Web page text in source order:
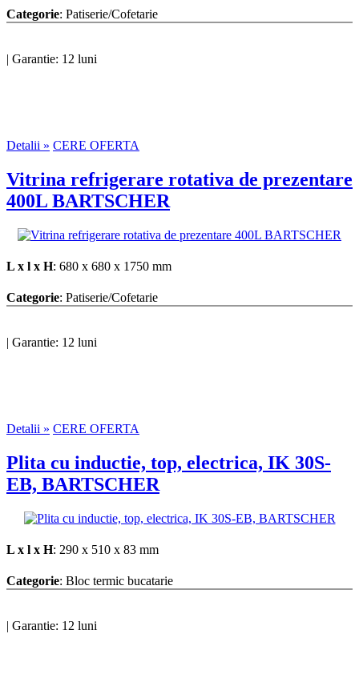
Categorie: Patiserie/Cofetarie
| Garantie: 12 luni
Detalii » CERE OFERTA
Vitrina refrigerare rotativa de prezentare
400L BARTSCHER
L x l x H: 680 x 680 x 1750 mm
Categorie: Patiserie/Cofetarie
| Garantie: 12 luni
Detalii » CERE OFERTA
Plita cu inductie, top, electrica, IK 30S-
EB, BARTSCHER
L x l x H: 290 x 510 x 83 mm
Categorie: Bloc termic bucatarie
| Garantie: 12 luni